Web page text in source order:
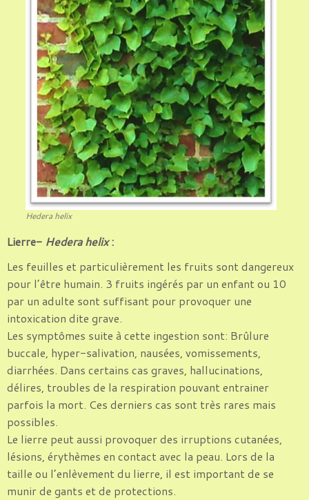
Hedera helix
Lierre- Hedera helix:
Les feuilles et particulièrement les fruits sont dangereux
pour l’être humain. 3 fruits ingérés par un enfant ou 10
par un adulte sont suffisant pour provoquer une
intoxication dite grave.
Les symptômes suite à cette ingestion sont: Brûlure
buccale, hyper-salivation, nausées, vomissements,
diarrhées. Dans certains cas graves, hallucinations,
délires, troubles de la respiration pouvant entrainer
parfois la mort. Ces derniers cas sont très rares mais
possibles.
Le lierre peut aussi provoquer des irruptions cutanées,
lésions, érythèmes en contact avec la peau. Lors de la
taille ou l’enlèvement du lierre, il est important de se
munir de gants et de protections.